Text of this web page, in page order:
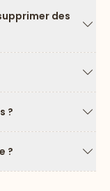
des
?
?